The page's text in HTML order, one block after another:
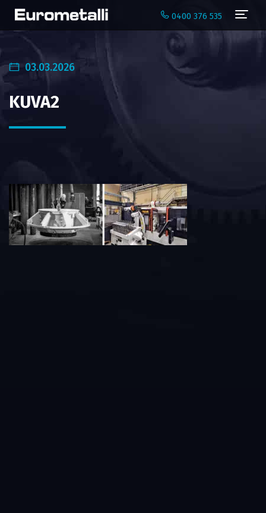
0400 376 535
03.03.2026
KUVA2